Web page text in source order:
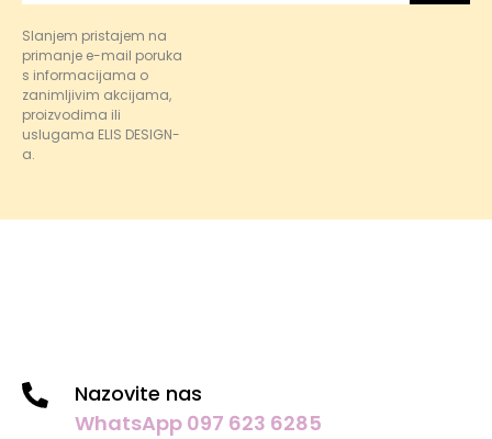
Slanjem pristajem na
primanje e-mail poruka
s informacijama o
zanimljivim akcijama,
proizvodima ili
uslugama ELIS DESIGN-
a.
Nazovite nas
WhatsApp 097 623 6285